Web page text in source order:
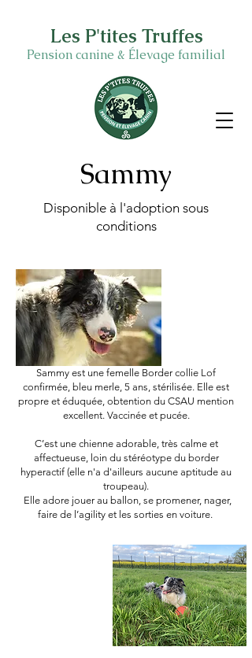
Les P'tites Truffes
Pension canine & Élevage familial
Sammy
Disponible à l'adoption sous
conditions
Sammy est une femelle Border collie Lof
confirmée, bleu merle, 5 ans, stérilisée. Elle est
propre et éduquée, obtention du CSAU mention
excellent. Vaccinée et pucée.
C’est une chienne adorable, très calme et
affectueuse, loin du stéréotype du border
hyperactif (elle n'a d'ailleurs aucune aptitude au
troupeau).
Elle adore jouer au ballon, se promener, nager,
faire de l’agility et les sorties en voiture.